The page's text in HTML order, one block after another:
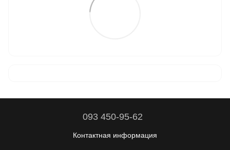
093 450-95-62
Контактная информация